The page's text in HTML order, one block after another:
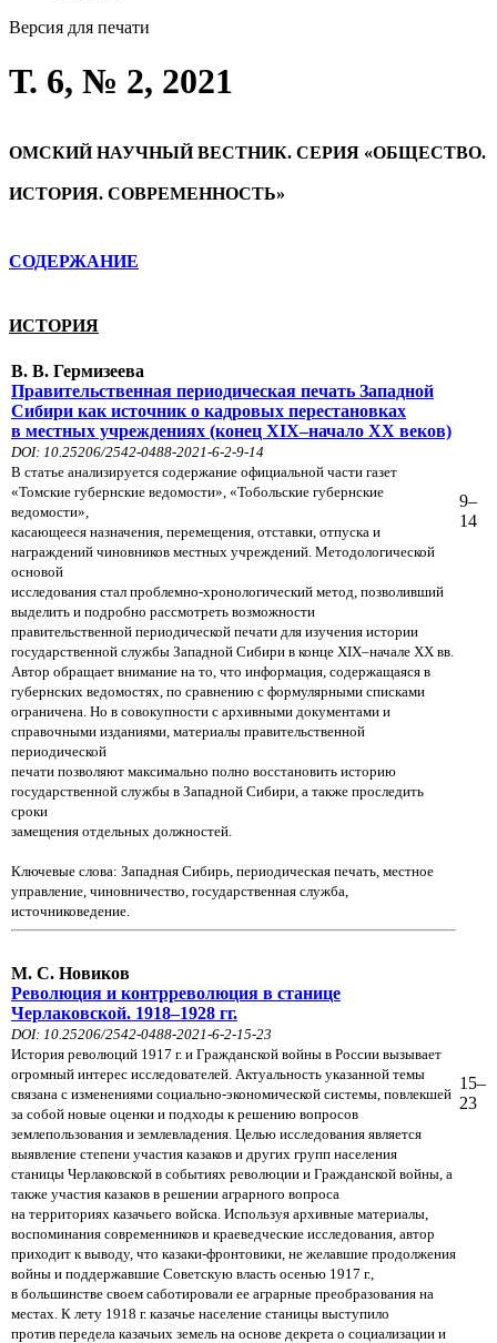
Версия для печати
Т. 6, № 2, 2021
ОМСКИЙ НАУЧНЫЙ ВЕСТНИК. СЕРИЯ «ОБЩЕСТВО.
ИСТОРИЯ. СОВРЕМЕННОСТЬ»
СОДЕРЖАНИЕ
ИСТОРИЯ
В. В. Гермизеева
Правительственная периодическая печать Западной
Сибири как источник о кадровых перестановках
в местных учреждениях (конец ХIX–начало ХХ веков)
DOI: 10.25206/2542-0488-2021-6-2-9-14
В статье анализируется содержание официальной части газет
«Томские губернские ведомости», «Тобольские губернские
ведомости»,
касающееся назначения, перемещения, отставки, отпуска и
награждений чиновников местных учреждений. Методологической
основой
исследования стал проблемно-хронологический метод, позволивший
выделить и подробно рассмотреть возможности
правительственной периодической печати для изучения истории
государственной службы Западной Сибири в конце ХIX–начале ХХ вв.
Автор обращает внимание на то, что информация, содержащаяся в
губернских ведомостях, по сравнению с формулярными списками
ограничена. Но в совокупности с архивными документами и
справочными изданиями, материалы правительственной
периодической
печати позволяют максимально полно восстановить историю
государственной службы в Западной Сибири, а также проследить
сроки
замещения отдельных должностей.
Ключевые слова: Западная Сибирь, периодическая печать, местное
управление, чиновничество, государственная служба,
источниковедение.
9–
14
М. С. Новиков
Революция и контрреволюция в станице
Черлаковской. 1918–1928 гг.
DOI: 10.25206/2542-0488-2021-6-2-15-23
История революций 1917 г. и Гражданской войны в России вызывает
огромный интерес исследователей. Актуальность указанной темы
связана с изменениями социально-экономической системы, повлекшей
за собой новые оценки и подходы к решению вопросов
землепользования и землевладения. Целью исследования является
выявление степени участия казаков и других групп населения
станицы Черлаковской в событиях революции и Гражданской войны, а
также участия казаков в решении аграрного вопроса
на территориях казачьего войска. Используя архивные материалы,
воспоминания современников и краеведческие исследования, автор
приходит к выводу, что казаки-фронтовики, не желавшие продолжения
войны и поддержавшие Советскую власть осенью 1917 г.,
в большинстве своем саботировали ее аграрные преобразования на
местах. К лету 1918 г. казачье население станицы выступило
против передела казачьих земель на основе декрета о социализации и
15–
23